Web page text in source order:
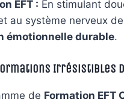
EFT : En stimulant
au système nerveux
émotionnelle durable.
Irrésistibles
de Formation EFT